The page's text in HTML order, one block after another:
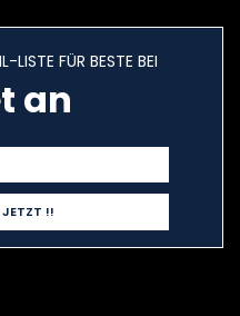
LISTE FÜR BESTE BEI
an